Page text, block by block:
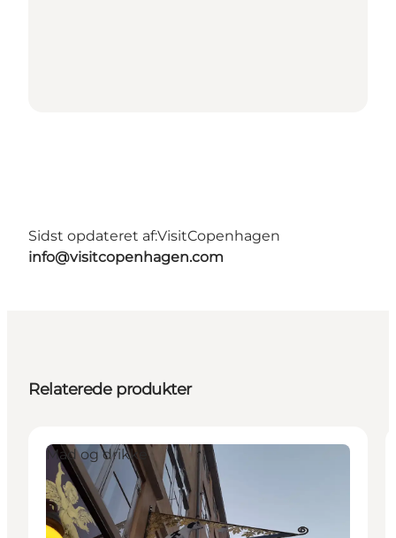
Sidst opdateret af:VisitCopenhagen
info@visitcopenhagen.com
Relaterede produkter
Mad og drikke